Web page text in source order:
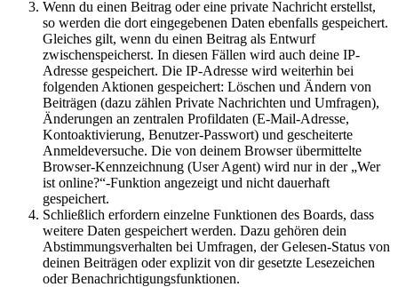
Wenn du einen Beitrag oder eine private Nachricht erstellst,
so werden die dort eingegebenen Daten ebenfalls gespeichert.
Gleiches gilt, wenn du einen Beitrag als Entwurf
zwischenspeicherst. In diesen Fällen wird auch deine IP-
Adresse gespeichert. Die IP-Adresse wird weiterhin bei
folgenden Aktionen gespeichert: Löschen und Ändern von
Beiträgen (dazu zählen Private Nachrichten und Umfragen),
Änderungen an zentralen Profildaten (E-Mail-Adresse,
Kontoaktivierung, Benutzer-Passwort) und gescheiterte
Anmeldeversuche. Die von deinem Browser übermittelte
Browser-Kennzeichnung (User Agent) wird nur in der „Wer
ist online?“-Funktion angezeigt und nicht dauerhaft
gespeichert.
Schließlich erfordern einzelne Funktionen des Boards, dass
weitere Daten gespeichert werden. Dazu gehören dein
Abstimmungsverhalten bei Umfragen, der Gelesen-Status von
deinen Beiträgen oder explizit von dir gesetzte Lesezeichen
oder Benachrichtigungsfunktionen.